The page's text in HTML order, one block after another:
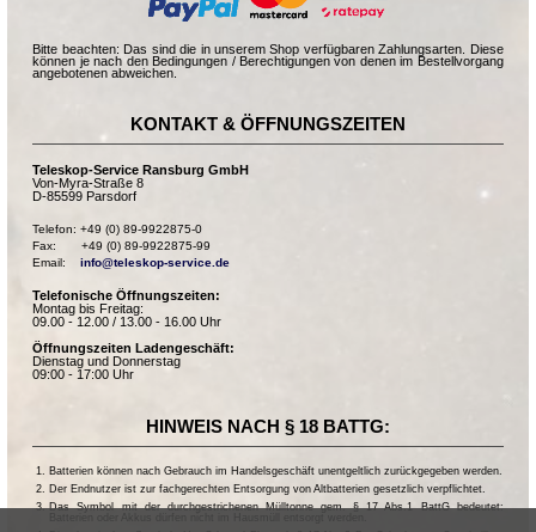
Bitte beachten: Das sind die in unserem Shop verfügbaren Zahlungsarten. Diese
können je nach den Bedingungen / Berechtigungen von denen im Bestellvorgang
angebotenen abweichen.
KONTAKT & ÖFFNUNGSZEITEN
Teleskop-Service Ransburg GmbH
Von-Myra-Straße 8
D-85599 Parsdorf
Telefon: +49 (0) 89-9922875-0
Fax:       +49 (0) 89-9922875-99
Email: info@teleskop-service.de
Telefonische Öffnungszeiten:
Montag bis Freitag:
09.00 - 12.00 / 13.00 - 16.00 Uhr
Öffnungszeiten Ladengeschäft:
Dienstag und Donnerstag
09:00 - 17:00 Uhr
HINWEIS NACH § 18 BATTG:
Batterien können nach Gebrauch im Handelsgeschäft unentgeltlich zurückgegeben werden.
Der Endnutzer ist zur fachgerechten Entsorgung von Altbatterien gesetzlich verpflichtet.
Das Symbol mit der durchgestrichenen Mülltonne gem. § 17 Abs.1 BattG bedeutet: